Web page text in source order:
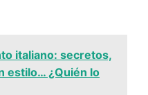
italiano: secretos,
estilo… ¿Quién lo